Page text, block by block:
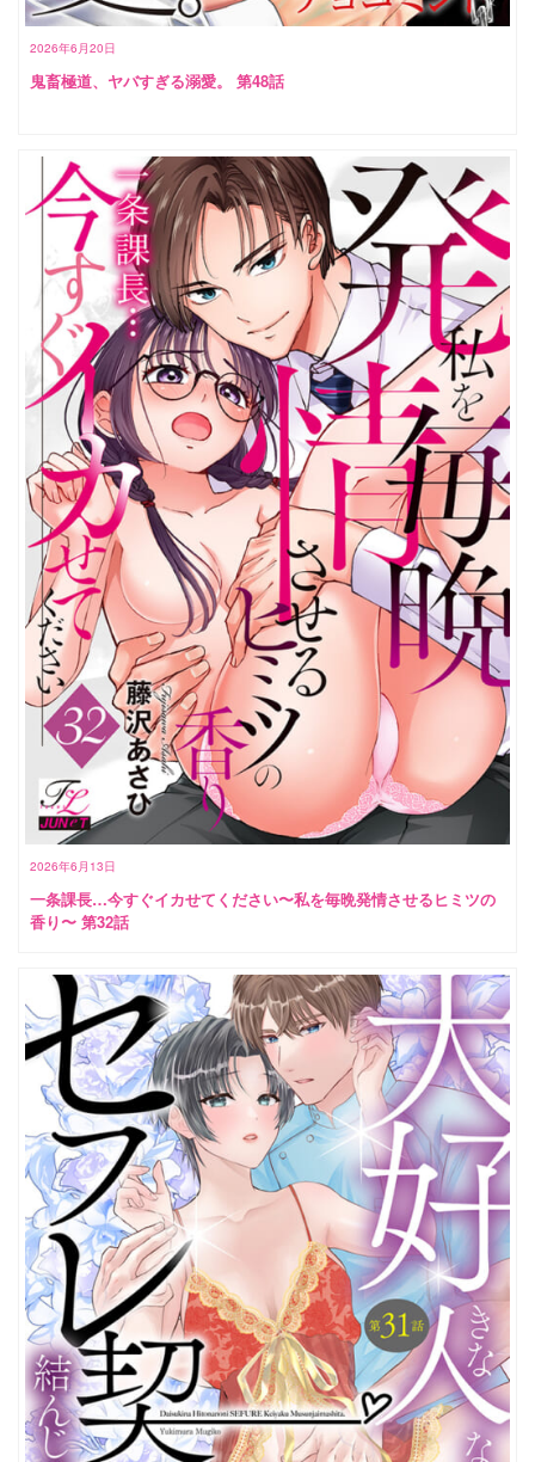
2026年6月20日
鬼畜極道、ヤバすぎる溺愛。 第48話
2026年6月13日
一条課長…今すぐイカせてください〜私を毎晩発情させるヒミツの
香り〜 第32話